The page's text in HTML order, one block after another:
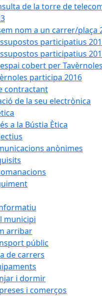
de la torre de
nom a un carrer/plaça
participatius
participatius
cobert per
participa 2016
contractant
de la seu electrònica
a la Bústia Ètica
anònimes
municipi
arribar
públic
de carrers
i dormir
i comerços